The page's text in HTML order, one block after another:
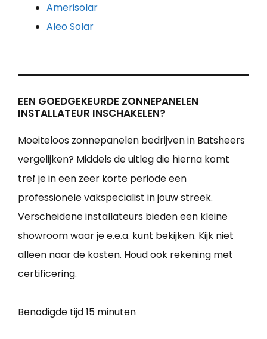
Amerisolar
Aleo Solar
EEN GOEDGEKEURDE ZONNEPANELEN
INSTALLATEUR INSCHAKELEN?
Moeiteloos zonnepanelen bedrijven in Batsheers
vergelijken? Middels de uitleg die hierna komt
tref je in een zeer korte periode een
professionele vakspecialist in jouw streek.
Verscheidene installateurs bieden een kleine
showroom waar je e.e.a. kunt bekijken. Kijk niet
alleen naar de kosten. Houd ook rekening met
certificering.
Benodigde tijd15 minuten